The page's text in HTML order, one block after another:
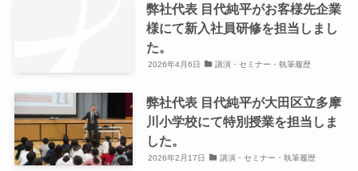
弊社代表 目代純平がお客様先企業
様にて新入社員研修を担当しまし
た。
2026年4月6日 講演・セミナー・執筆履歴
弊社代表 目代純平が大田区立多摩
川小学校にて特別授業を担当しま
した。
2026年2月17日 講演・セミナー・執筆履歴